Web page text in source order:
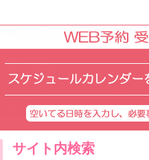
サイト内検索